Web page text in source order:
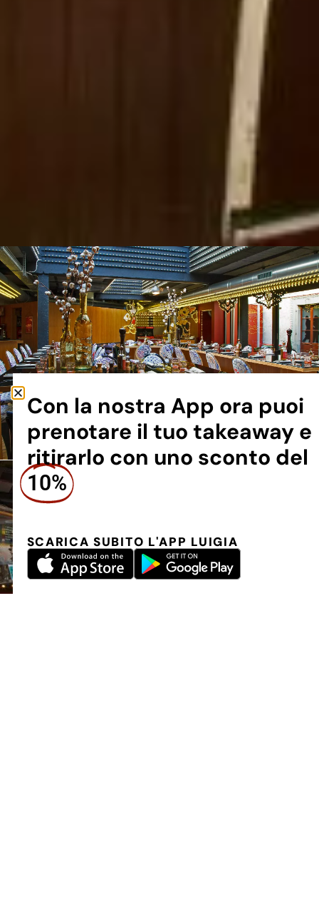
Con la nostra App ora puoi
prenotare il tuo takeaway e
ritirarlo con uno sconto del
10%
SCARICA SUBITO L'APP LUIGIA